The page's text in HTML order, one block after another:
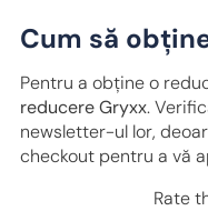
Cum să
Pentru a obține o
reducere Gryxx.
newsletter-ul lor,
checkout pentru a vă
Rate